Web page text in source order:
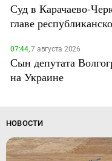
Суд в Карачаево-
главе
07:44,7 августа 2026
Сын депутата
на Украине
НОВОСТИ